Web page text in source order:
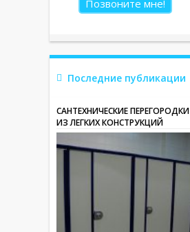
Позвоните мне!
Последние публикации
САНТЕХНИЧЕСКИЕ ПЕРЕГОРОДКИ
ИЗ ЛЕГКИХ КОНСТРУКЦИЙ